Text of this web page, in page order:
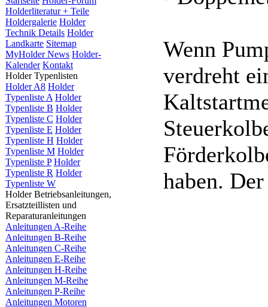
Holderliteratur + Teile
Holdergalerie Holder
Technik Details Holder
Landkarte Sitemap
MyHolder News Holder-
Kalender Kontakt
Holder Typenlisten
Holder A8 Holder
Typenliste A Holder
Typenliste B Holder
Typenliste C Holder
Typenliste E Holder
Typenliste H Holder
Typenliste M Holder
Typenliste P Holder
Typenliste R Holder
Typenliste W
Holder Betriebsanleitungen,
Ersatzteillisten und
Reparaturanleitungen
Anleitungen A-Reihe
Anleitungen B-Reihe
Anleitungen C-Reihe
Anleitungen E-Reihe
Anleitungen H-Reihe
Anleitungen M-Reihe
Anleitungen P-Reihe
Anleitungen Motoren
Wenn
verdreht
haben.